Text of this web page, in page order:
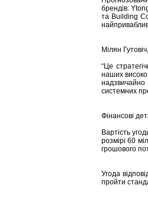
брендів:
та Building
Мілян
“Це
наших
надзвичайно
системних
Фінансові
Вартість
розмірі 60
грошового
Угода
пройти